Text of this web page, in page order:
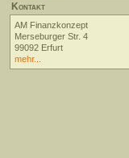
Kontakt
AM Finanzkonzept
Merseburger Str. 4
99092 Erfurt
mehr...